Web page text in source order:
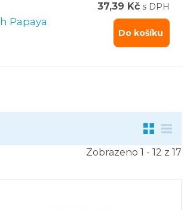
Papaya
37,39 Kč s DPH
Do košíku
Zobrazeno 1 - 12 z 17